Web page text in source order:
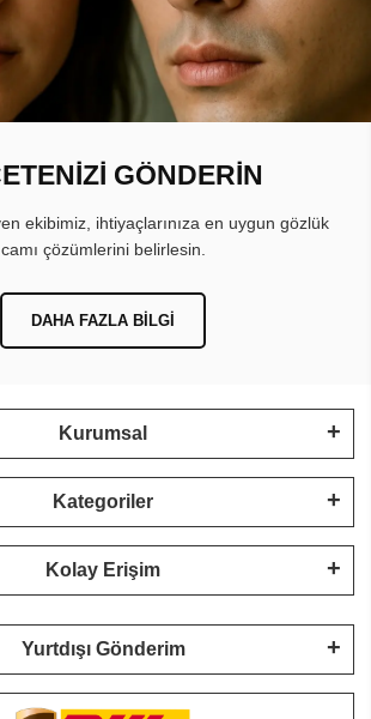
GÖNDERİN
ekibimiz, ihtiyaçlarınıza en uygun gözlük
camı çözümlerini belirlesin.
DAHA FAZLA BILGI
Kurumsal
Kategoriler
Kolay Erişim
Yurtdışı Gönderim